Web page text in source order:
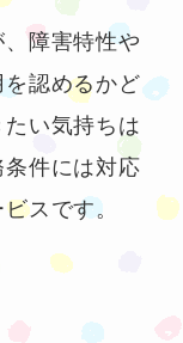
障害特性や
認めるかど
い気持ちは
件には対応
スです。